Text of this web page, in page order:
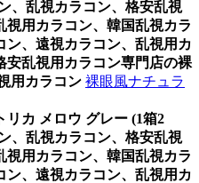
、乱視カラコン、格安乱視
視用カラコン、韓国乱視カラ
ン、遠視カラコン、乱視用カ
安乱視用カラコン専門店の裸
用カラコン 裸眼風ナチュラ
リカ メロウ グレー (1箱2
、乱視カラコン、格安乱視
視用カラコン、韓国乱視カラ
ン、遠視カラコン、乱視用カ